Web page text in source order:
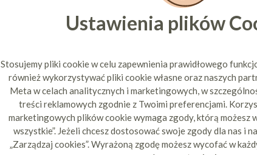
Ustawienia plików
Stosujemy pliki cookie w celu zapewnienia prawidłowego
również wykorzystywać pliki cookie własne oraz naszych
Meta w celach analitycznych i marketingowych, w
treści reklamowych zgodnie z Twoimi preferencjami.
marketingowych plików cookie wymaga zgody, którą możesz
wszystkie”. Jeżeli chcesz dostosować swoje zgody dla nas i
„Zarządzaj cookies”. Wyrażoną zgodę możesz wycofać w